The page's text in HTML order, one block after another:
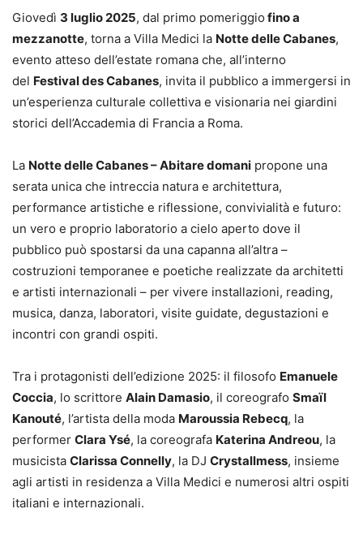
Giovedì 3 luglio 2025, dal primo pomeriggio fino a
mezzanotte, torna a Villa Medici la Notte delle Cabanes,
evento atteso dell’estate romana che, all’interno
del Festival des Cabanes, invita il pubblico a immergersi in
un’esperienza culturale collettiva e visionaria nei giardini
storici dell’Accademia di Francia a Roma.
La Notte delle Cabanes – Abitare domani propone una
serata unica che intreccia natura e architettura,
performance artistiche e riflessione, convivialità e futuro:
un vero e proprio laboratorio a cielo aperto dove il
pubblico può spostarsi da una capanna all’altra –
costruzioni temporanee e poetiche realizzate da architetti
e artisti internazionali – per vivere installazioni, reading,
musica, danza, laboratori, visite guidate, degustazioni e
incontri con grandi ospiti.
Tra i protagonisti dell’edizione 2025: il filosofo Emanuele
Coccia, lo scrittore Alain Damasio, il coreografo Smaïl
Kanouté, l’artista della moda Maroussia Rebecq, la
performer Clara Ysé, la coreografa Katerina Andreou, la
musicista Clarissa Connelly, la DJ Crystallmess, insieme
agli artisti in residenza a Villa Medici e numerosi altri ospiti
italiani e internazionali.